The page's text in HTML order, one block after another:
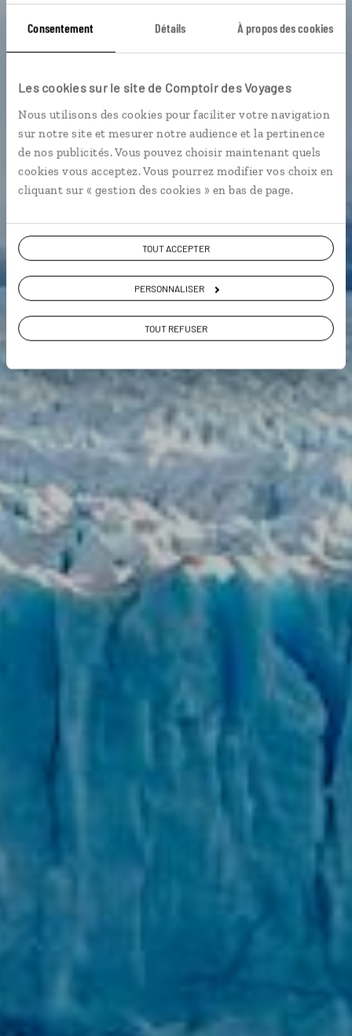
Consentement Détails À propos des cookies
Les cookies sur le site de Comptoir des Voyages
Nous utilisons des cookies pour faciliter votre navigation
sur notre site et mesurer notre audience et la pertinence
de nos publicités. Vous pouvez choisir maintenant quels
cookies vous acceptez. Vous pourrez modifier vos choix en
cliquant sur « gestion des cookies » en bas de page.
TOUT ACCEPTER
PERSONNALISER
TOUT REFUSER
Guide de voyage
Argentine